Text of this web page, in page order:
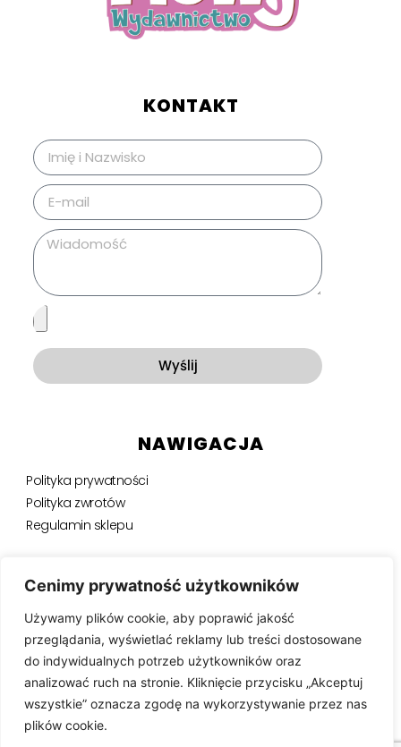
Cenimy prywatność użytkowników
Używamy plików cookie, aby poprawić jakość
przeglądania, wyświetlać reklamy lub treści dostosowane
do indywidualnych potrzeb użytkowników oraz
analizować ruch na stronie. Kliknięcie przycisku „Akceptuj
wszystkie” oznacza zgodę na wykorzystywanie przez nas
plików cookie.
KONTAKT
Wyślij
NAWIGACJA
Polityka prywatności
Polityka zwrotów
Regulamin sklepu
NEWSLETTER
Bądź na bieżąco, otrzymuj ekskluzywne oferty i nie tylko.
SUBSKRYBUJ ⟶